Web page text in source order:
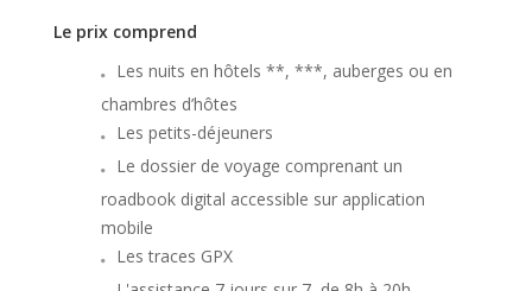
Le prix comprend
Les nuits en hôtels **, ***, auberges ou en
chambres d’hôtes
Les petits-déjeuners
Le dossier de voyage comprenant un
roadbook digital accessible sur application
mobile
Les traces GPX